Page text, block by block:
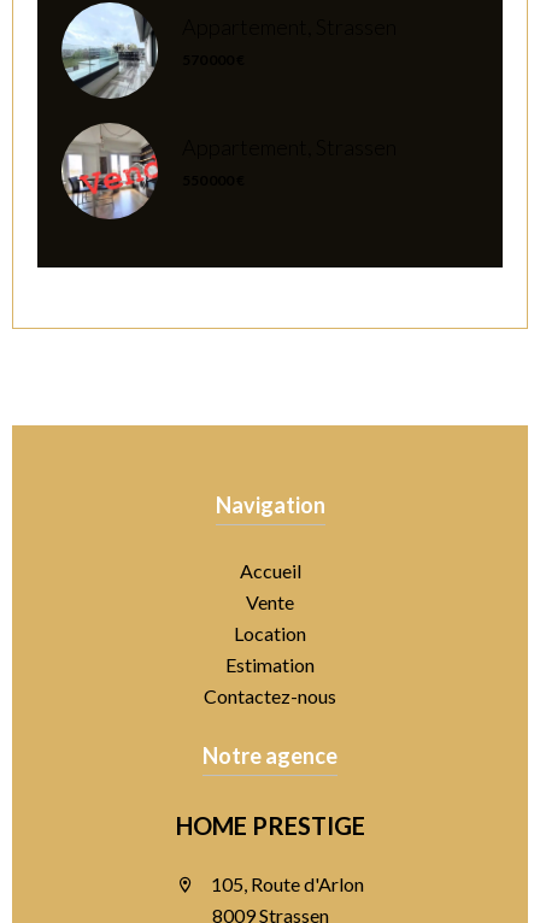
Navigation
Accueil
Vente
Location
Estimation
Contactez-nous
Notre agence
HOME PRESTIGE
105, Route d'Arlon
8009 Strassen